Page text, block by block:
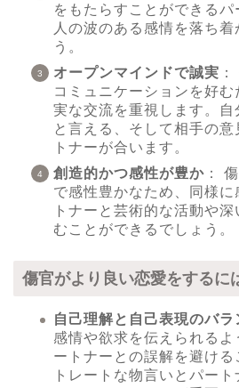
をもたらすことができる
人の波のある感情を落ち着
う。
オープンマインドで誠実
コミュニケーションを好
実な交流を重視します。自
と言える、そして相手の
トナーが合います。
創造的かつ感性が豊か ：
で感性豊かなため、同様
トナーと芸術的な活動や
むことができるでしょう。
傷官がより良い恋愛をするに
自己理解と自己表現のバラ
感情や欲求を伝えられる
ートナーとの誤解を避ける
トレートな物言いとパー